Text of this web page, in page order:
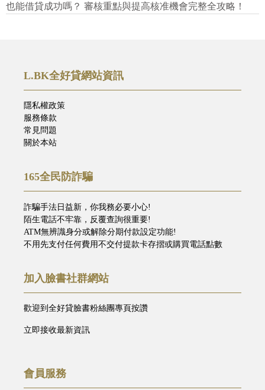
也能借貸成功嗎？ 審核重點與提高核准機會完整全攻略！
L.BK全好貸網站資訊
隱私權政策
服務條款
常見問題
關於本站
165全民防詐騙
詐騙手法日益新，你我務必要小心!
陌生電話不牢靠，反覆查詢很重要!
ATM無辨識身分或解除分期付款設定功能!
不用先支付任何費用不交付提款卡存摺或購買電話點數
加入臉書社群網站
歡迎到全好貸臉書粉絲團專頁按讚
立即接收最新資訊
會員服務